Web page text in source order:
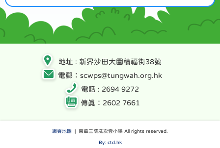
地址 : 新界沙田大圍積福街38號
電郵：scwps@tungwah.org.hk
電話 : 2694 9272
傳真：2602 7661
網頁地圖 | 東華三院冼次雲小學 All rights reserved.
By: ctd.hk